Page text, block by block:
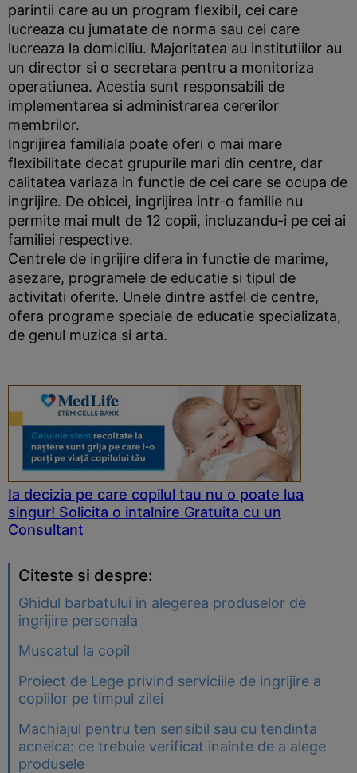
parintii care au un program flexibil, cei care
lucreaza cu jumatate de norma sau cei care
lucreaza la domiciliu. Majoritatea au institutiilor au
un director si o secretara pentru a monitoriza
operatiunea. Acestia sunt responsabili de
implementarea si administrarea cererilor
membrilor.
Ingrijirea familiala poate oferi o mai mare
flexibilitate decat grupurile mari din centre, dar
calitatea variaza in functie de cei care se ocupa de
ingrijire. De obicei, ingrijirea intr-o familie nu
permite mai mult de 12 copii, incluzandu-i pe cei ai
familiei respective.
Centrele de ingrijire difera in functie de marime,
asezare, programele de educatie si tipul de
activitati oferite. Unele dintre astfel de centre,
ofera programe speciale de educatie specializata,
de genul muzica si arta.
Ia decizia pe care copilul tau nu o poate lua
singur! Solicita o intalnire Gratuita cu un
Consultant
Citeste si despre:
Ghidul barbatului in alegerea produselor de
ingrijire personala
Muscatul la copil
Proiect de Lege privind serviciile de ingrijire a
copiilor pe timpul zilei
Machiajul pentru ten sensibil sau cu tendinta
acneica: ce trebuie verificat inainte de a alege
produsele